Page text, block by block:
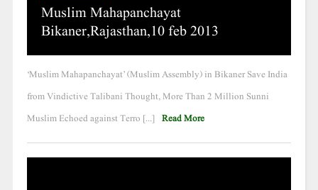
Muslim Mahapanchayat
Bikaner,Rajasthan,10 feb 2013
‘Muslim Mahapanchayat’ (Muslim Assembly) in Bikaner Save India
from Vindictive Talibani Thought, More Than 2 Million Sunni
Muslim Echoed against Terro [...] Read More